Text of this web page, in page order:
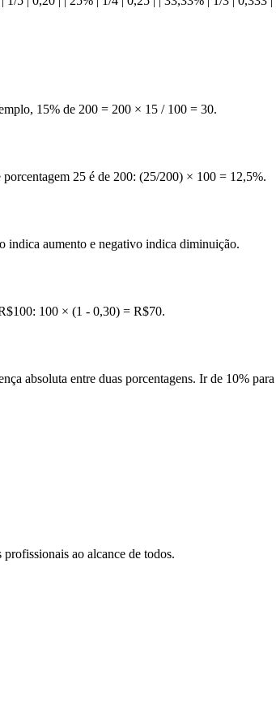
15% de 200 = 200 × 15 / 100 = 30.
25 é de 200: (25/200) × 100 = 12,5%.
aumento e negativo indica diminuição.
100 × (1 - 0,30) = R$70.
absoluta entre duas porcentagens. Ir de 10%
ao alcance de todos.